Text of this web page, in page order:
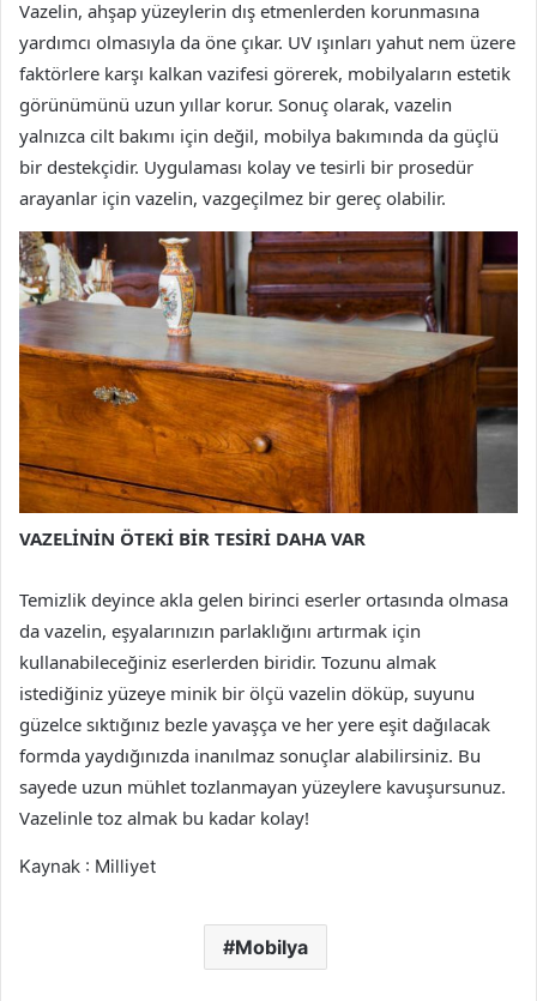
Vazelin, ahşap yüzeylerin dış etmenlerden korunmasına
yardımcı olmasıyla da öne çıkar. UV ışınları yahut nem üzere
faktörlere karşı kalkan vazifesi görerek, mobilyaların estetik
görünümünü uzun yıllar korur. Sonuç olarak, vazelin
yalnızca cilt bakımı için değil, mobilya bakımında da güçlü
bir destekçidir. Uygulaması kolay ve tesirli bir prosedür
arayanlar için vazelin, vazgeçilmez bir gereç olabilir.
VAZELİNİN ÖTEKİ BİR TESİRİ DAHA VAR
Temizlik deyince akla gelen birinci eserler ortasında olmasa
da vazelin, eşyalarınızın parlaklığını artırmak için
kullanabileceğiniz eserlerden biridir. Tozunu almak
istediğiniz yüzeye minik bir ölçü vazelin döküp, suyunu
güzelce sıktığınız bezle yavaşça ve her yere eşit dağılacak
formda yaydığınızda inanılmaz sonuçlar alabilirsiniz. Bu
sayede uzun mühlet tozlanmayan yüzeylere kavuşursunuz.
Vazelinle toz almak bu kadar kolay!
Kaynak : Milliyet
Mobilya